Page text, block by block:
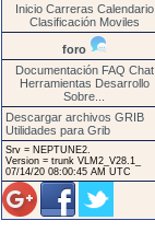
Inicio Carreras Calendario
Clasificación Moviles
foro
Documentación FAQ Chat
Herramientas Desarrollo
Sobre...
Descargar archivos GRIB
Utilidades para Grib
Srv = NEPTUNE2.
Version = trunk VLM2_V28.1_
07/14/20 08:00:45 AM UTC